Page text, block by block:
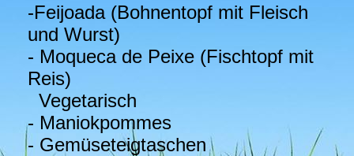
-Feijoada (Bohnentopf mit Fleisch
und Wurst)
- Moqueca de Peixe (Fischtopf mit
Reis)
Vegetarisch
- Maniokpommes
- Gemüseteigtaschen